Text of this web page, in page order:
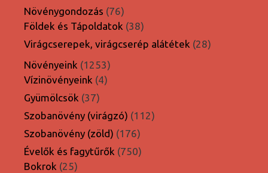
termék
Növénygondozás 7676
termék
Földek és Tápoldatok 3838
termék
Virágcserepek, virágcserép alátétek 2828
Növényeink 12531253
termék
Vízinövényeink 44
Gyümölcsök 3737
termék
Szobanövény (virágzó) 112112
Szobanövény (zöld) 176176
termék
Évelők és fagytűrők 750750
Bokrok 2525